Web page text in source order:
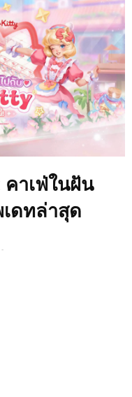
คาเฟ่ในฝัน
ดทล่าสุด